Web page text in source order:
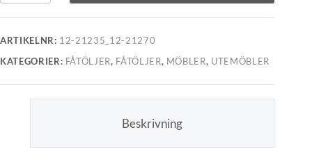
ARTIKELNR: 12-21235_12-21270
KATEGORIER: FÅTÖLJER, FÅTÖLJER, MÖBLER, UTEMÖBLER
Beskrivning